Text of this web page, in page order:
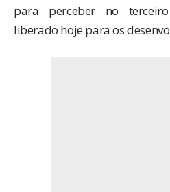
para perceber no
liberado hoje para os